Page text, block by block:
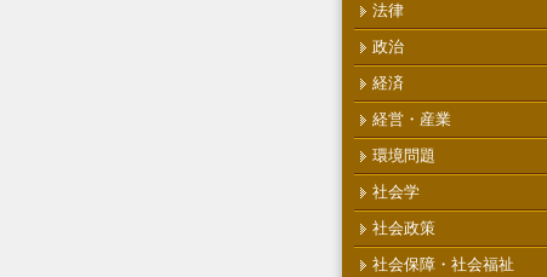
法律
政治
経済
経営・産業
環境問題
社会学
社会政策
社会保障・社会福祉